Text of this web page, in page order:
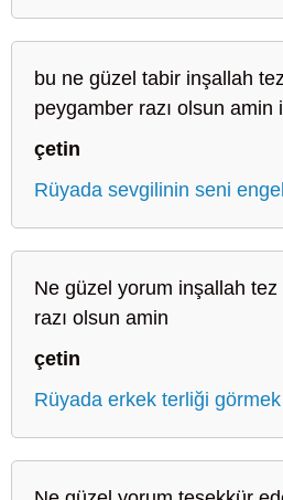
bu ne güzel tabir inşallah
peygamber razı olsun amin
çetin
Rüyada sevgilinin seni
Ne güzel yorum inşallah tez
razı olsun amin
çetin
Rüyada erkek terliği görmek